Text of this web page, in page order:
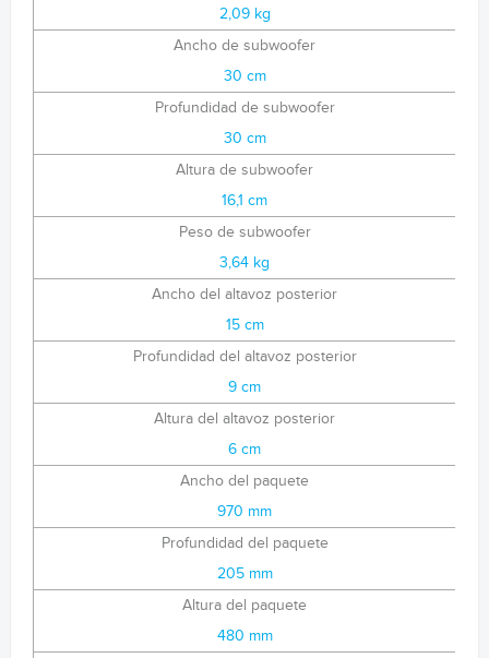
2,09 kg
Ancho de subwoofer
30 cm
Profundidad de subwoofer
30 cm
Altura de subwoofer
16,1 cm
Peso de subwoofer
3,64 kg
Ancho del altavoz posterior
15 cm
Profundidad del altavoz posterior
9 cm
Altura del altavoz posterior
6 cm
Ancho del paquete
970 mm
Profundidad del paquete
205 mm
Altura del paquete
480 mm